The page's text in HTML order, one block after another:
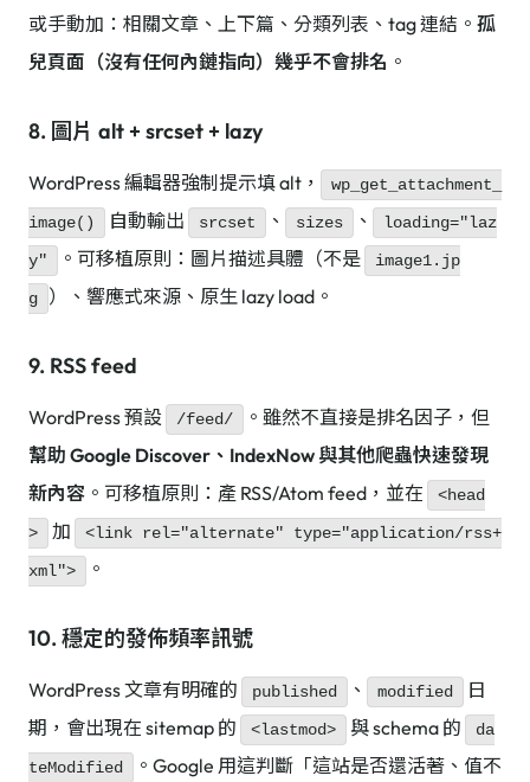
或手動加：相關文章、上下篇、分類列表、tag 連結。 孤
兒頁面（沒有任何內鏈指向）幾乎不會排名 。
8. 圖片 alt + srcset + lazy
WordPress 編輯器強制提示填 alt，
wp_get_attachment_
image()
自動輸出 srcset 、 sizes 、
loading="laz
y"
。可移植原則：圖片描述具體（不是
image1.jp
g
）、響應式來源、原生 lazy load。
9. RSS feed
WordPress 預設 /feed/
。雖然不直接是排名因子，但
幫助 Google Discover、IndexNow 與其他爬蟲快速發現
新內容 。可移植原則：產 RSS/Atom feed，並在
<head
>
加
<link rel="alternate" type="application/rss+
xml">
。
10. 穩定的發佈頻率訊號
WordPress 文章有明確的 published 、 modified
日
期，會出現在 sitemap 的
<lastmod> 與 schema 的
da
teModified
。Google 用這判斷「這站是否還活著、值不